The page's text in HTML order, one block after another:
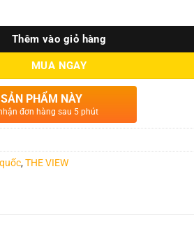
Thêm vào giỏ hàng
MUA NGAY
PHẨM NÀY
đơn hàng sau 5 phút
,THE VIEW